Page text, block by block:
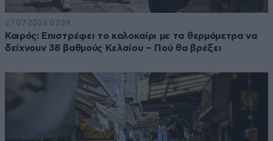
27·07·2026 07:39
Καιρός: Επιστρέφει το καλοκαίρι με τα θερμόμετρα να
δείχνουν 38 βαθμούς Κελσίου – Πού θα βρέξει